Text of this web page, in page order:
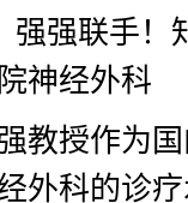
教授作为
外科的诊